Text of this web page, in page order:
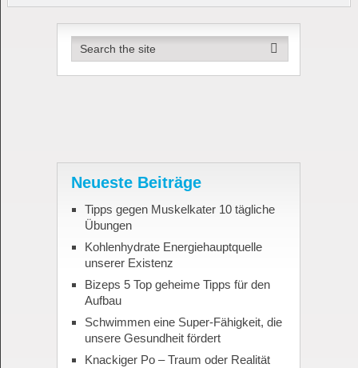
Neueste Beiträge
Tipps gegen Muskelkater 10 tägliche
Übungen
Kohlenhydrate Energiehauptquelle
unserer Existenz
Bizeps 5 Top geheime Tipps für den
Aufbau
Schwimmen eine Super-Fähigkeit, die
unsere Gesundheit fördert
Knackiger Po – Traum oder Realität